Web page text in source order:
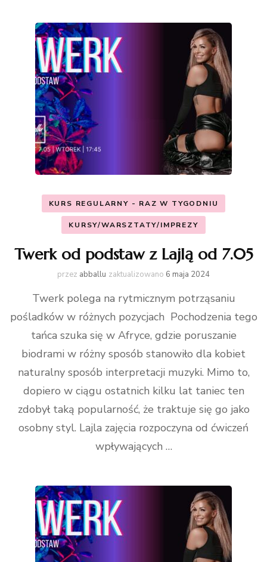
KURS REGULARNY - RAZ W TYGODNIU
KURSY/WARSZTATY/IMPREZY
Twerk od podstaw z Lajlą od 7.05
przez abballu zaktualizowano 6 maja 2024
Twerk polega na rytmicznym potrząsaniu
pośladków w różnych pozycjach Pochodzenia tego
tańca szuka się w Afryce, gdzie poruszanie
biodrami w różny sposób stanowiło dla kobiet
naturalny sposób interpretacji muzyki. Mimo to,
dopiero w ciągu ostatnich kilku lat taniec ten
zdobył taką popularność, że traktuje się go jako
osobny styl. Lajla zajęcia rozpoczyna od ćwiczeń
wpływających …